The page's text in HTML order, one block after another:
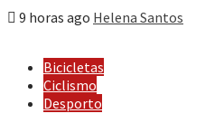
9 horas ago Helena Santos
Bicicletas
Ciclismo
Desporto